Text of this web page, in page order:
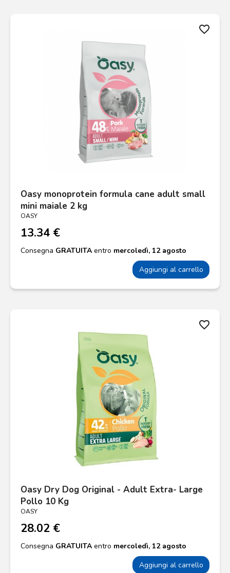
favorite_border
Oasy monoprotein formula cane adult small
mini maiale 2 kg
OASY
13.34 €
Consegna GRATUITA entro mercoledì, 12 agosto
Aggiungi al carrello
favorite_border
Oasy Dry Dog Original - Adult Extra- Large
Pollo 10 Kg
OASY
28.02 €
Consegna GRATUITA entro mercoledì, 12 agosto
Aggiungi al carrello